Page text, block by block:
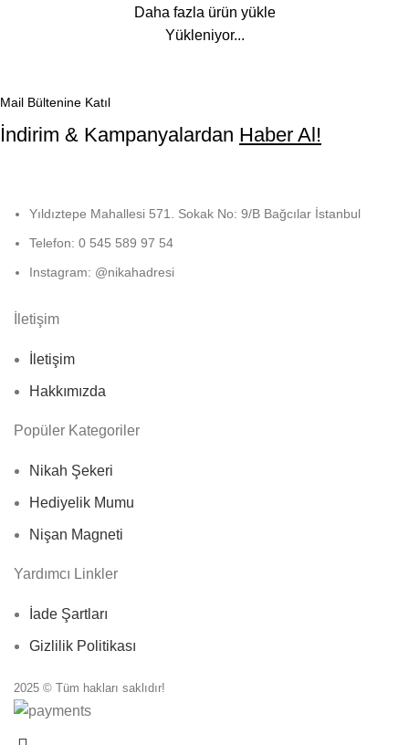
Daha fazla ürün yükle
Yükleniyor...
Mail Bültenine Katıl
İndirim & Kampanyalardan Haber Al!
Yıldıztepe Mahallesi 571. Sokak No: 9/B Bağcılar İstanbul
Telefon: 0 545 589 97 54
Instagram: @nikahadresi
İletişim
İletişim
Hakkımızda
Popüler Kategoriler
Nikah Şekeri
Hediyelik Mumu
Nişan Magneti
Yardımcı Linkler
İade Şartları
Gizlilik Politikası
2025 © Tüm hakları saklıdır!